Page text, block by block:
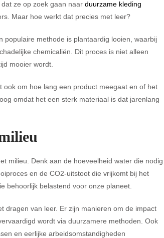
ze op zoek gaan naar duurzame kleding
Maar hoe werkt dat precies met leer?
populaire methode is plantaardig looien, waarbij
chemicaliën. Dit proces is niet alleen
mooier wordt.
om hoe lang een product meegaat en of het
omdat het een sterk materiaal is dat jarenlang
milieu. Denk aan de hoeveelheid water die nodig
en de CO2-uitstoot die vrijkomt bij het
behoorlijk belastend voor onze planeet.
dragen van leer. Er zijn manieren om de impact
wordt via duurzamere methoden. Ook
en eerlijke arbeidsomstandigheden